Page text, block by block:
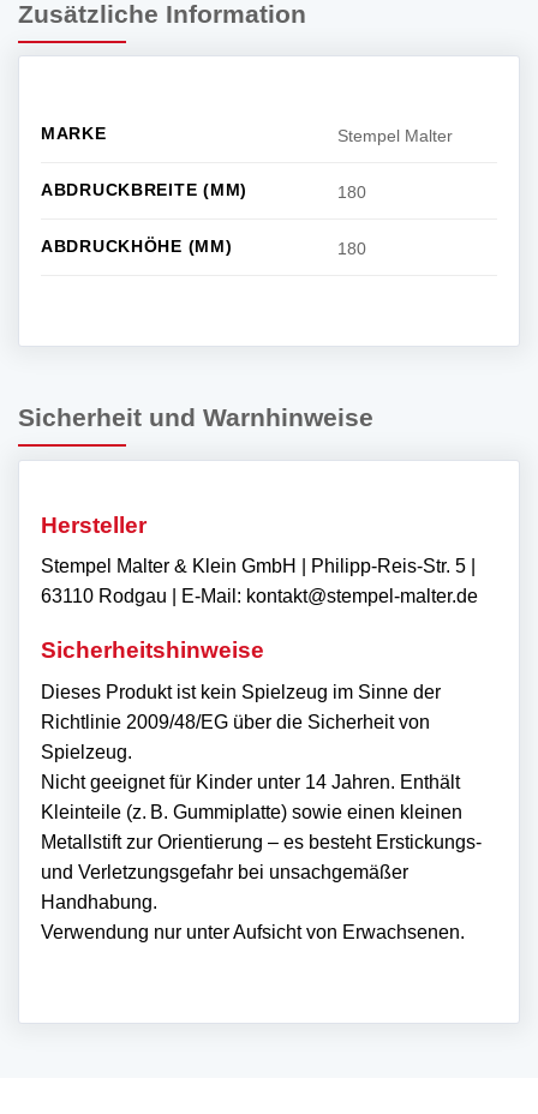
Zusätzliche Information
MARKE Stempel Malter
ABDRUCKBREITE (MM) 180
ABDRUCKHÖHE (MM) 180
Sicherheit und Warnhinweise
Hersteller
Stempel Malter & Klein GmbH | Philipp-Reis-Str. 5 |
63110 Rodgau | E-Mail: kontakt@stempel-malter.de
Sicherheitshinweise
Dieses Produkt ist kein Spielzeug im Sinne der
Richtlinie 2009/48/EG über die Sicherheit von
Spielzeug.
Nicht geeignet für Kinder unter 14 Jahren. Enthält
Kleinteile (z. B. Gummiplatte) sowie einen kleinen
Metallstift zur Orientierung – es besteht Erstickungs-
und Verletzungsgefahr bei unsachgemäßer
Handhabung.
Verwendung nur unter Aufsicht von Erwachsenen.